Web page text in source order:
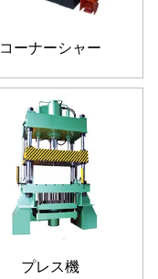
コーナーシャー
プレス機